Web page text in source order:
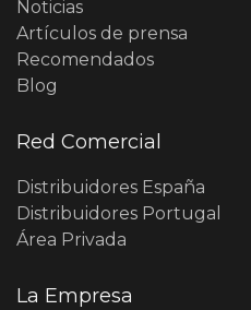
Noticias
Artículos de prensa
Recomendados
Blog
Red Comercial
Distribuidores España
Distribuidores Portugal
Área Privada
La Empresa